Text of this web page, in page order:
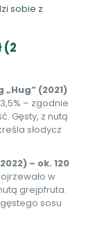
sobie z
(2
(2021)
– zgodnie
Gęsty, z nutą
słodycz
– ok. 120
w
grejpfruta.
sosu